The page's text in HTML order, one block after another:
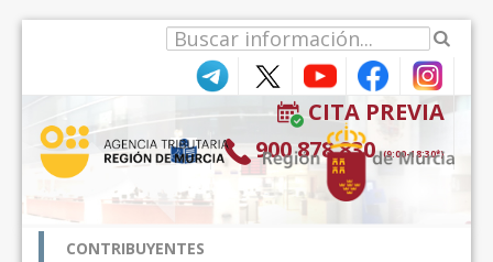
CITA PREVIA
900 878 830 (9:00-18:30*)
CONTRIBUYENTES